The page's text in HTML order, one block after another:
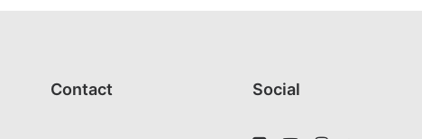
Contact Social